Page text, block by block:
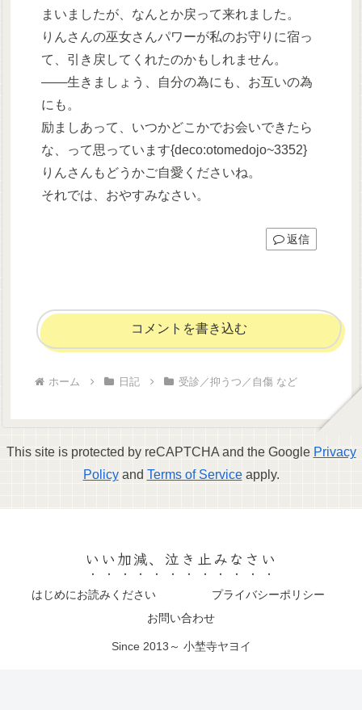
まいましたが、なんとか戻って来れました。
りんさんの巫女さんパワーが私のお守りに宿っ
て、引き戻してくれたのかもしれません。
――生きましょう、自分の為にも、お互いの為
にも。
励ましあって、いつかどこかでお会いできたら
な、って思っています{deco:otomedojo~3352}
りんさんもどうかご自愛くださいね。
それでは、おやすみなさい。
返信
コメントを書き込む
ホーム 日記 受診／抑うつ／自傷 など
This site is protected by reCAPTCHA and the Google Privacy
Policyand Terms of Serviceapply.
いい加減、泣き止みなさい
はじめにお読みください
プライバシーポリシー
お問い合わせ
Since 2013～ 小埜寺ヤヨイ